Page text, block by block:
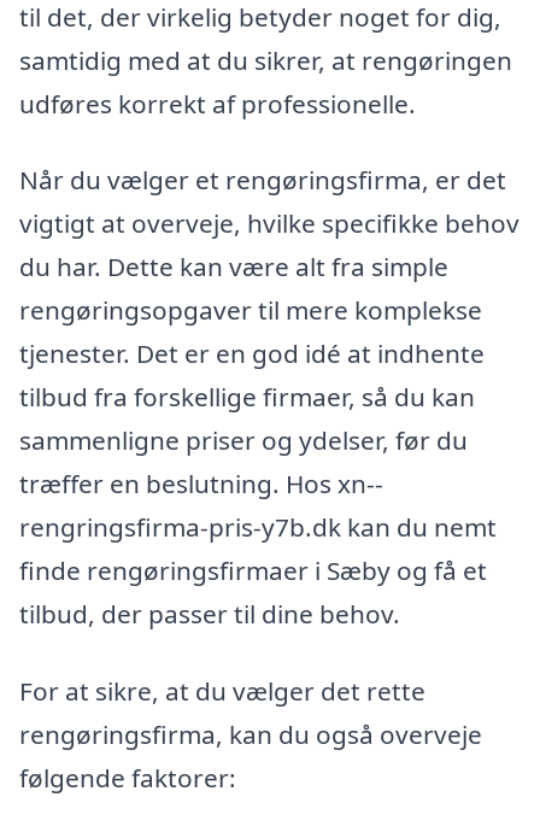
til det, der virkelig betyder noget for dig,
samtidig med at du sikrer, at rengøringen
udføres korrekt af professionelle.
Når du vælger et rengøringsfirma, er det
vigtigt at overveje, hvilke specifikke behov
du har. Dette kan være alt fra simple
rengøringsopgaver til mere komplekse
tjenester. Det er en god idé at indhente
tilbud fra forskellige firmaer, så du kan
sammenligne priser og ydelser, før du
træffer en beslutning. Hos xn--
rengringsfirma-pris-y7b.dk kan du nemt
finde rengøringsfirmaer i Sæby og få et
tilbud, der passer til dine behov.
For at sikre, at du vælger det rette
rengøringsfirma, kan du også overveje
følgende faktorer: